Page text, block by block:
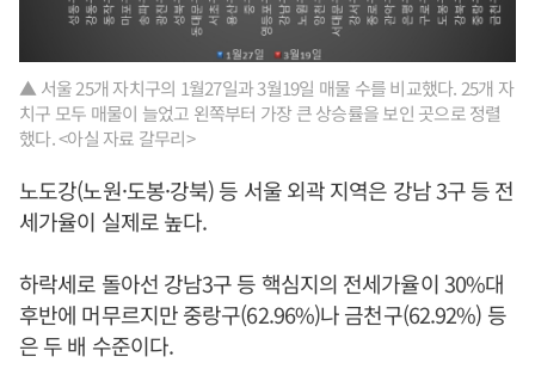
▲ 서울 25개 자치구의 1월27일과 3월19일 매물 수를 비교했다. 25개 자
치구 모두 매물이 늘었고 왼쪽부터 가장 큰 상승률을 보인 곳으로 정렬
했다. <아실 자료 갈무리>
노도강(노원·도봉·강북) 등 서울 외곽 지역은 강남 3구 등 전
세가율이 실제로 높다.
하락세로 돌아선 강남3구 등 핵심지의 전세가율이 30%대
후반에 머무르지만 중랑구(62.96%)나 금천구(62.92%) 등
은 두 배 수준이다.